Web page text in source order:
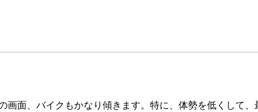
面、バイクもかなり傾きます。特に、体勢を低くして